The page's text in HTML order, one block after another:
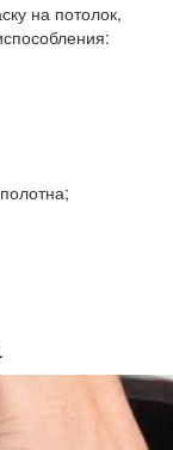
на потолок,